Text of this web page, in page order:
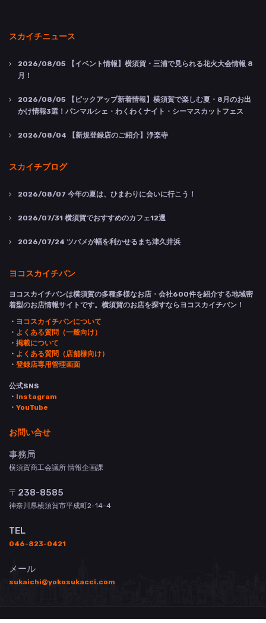
スカイチニュース
2026/08/05 【イベント情報】横須賀・三浦で見られる花火大会情報 8
月！
2026/08/05 【ピックアップ新着情報】横須賀で楽しむ夏・8月のお出
かけ情報3選！パンマルシェ・わくわくナイト・シーマスカットフェス
2026/08/04 【新規登録店のご紹介】浄楽寺
スカイチブログ
2026/08/07 今年の夏は、ひまわりに会いに行こう！
2026/07/31 横須賀でおすすめのカフェ12選
2026/07/24 ツバメが幅を利かせるまち津久井浜
ヨコスカイチバン
ヨコスカイチバンは横須賀の多種多様なお店・会社600件を紹介する地域密
着型のお店情報サイトです。横須賀のお店を探すならヨコスカイチバン！
・ ヨコスカイチバンについて
・ よくある質問（一般向け）
・ 掲載について
・ よくある質問（店舗様向け）
・ 登録店専用管理画面
公式SNS
・ Instagram
・ YouTube
お問い合せ
事務局
横須賀商工会議所 情報企画課
〒238-8585
神奈川県横須賀市平成町2-14-4
TEL
046-823-0421
メール
sukaichi@yokosukacci.com